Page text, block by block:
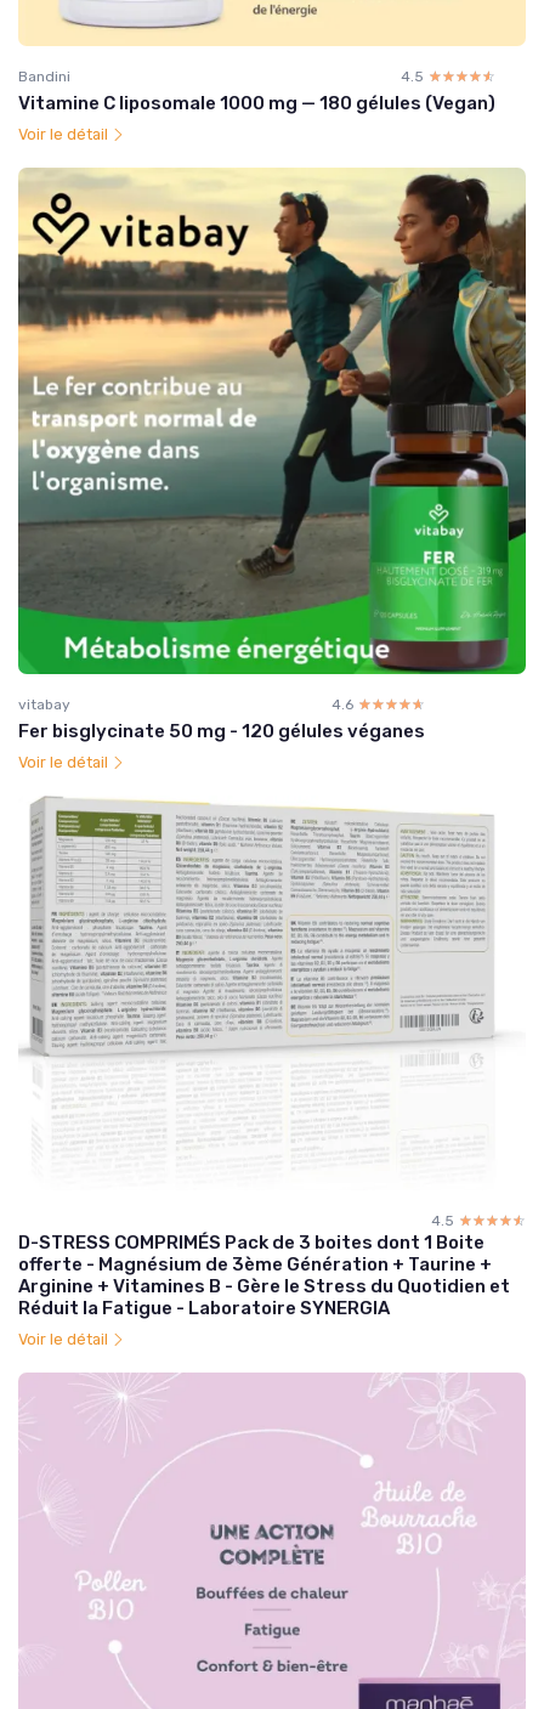
Bandini 4.5 ☆☆☆☆☆
★★★★★
Vitamine C liposomale 1000 mg — 180 gélules (Vegan)
Voir le détail
vitabay 4.6 ☆☆☆☆☆
★★★★★
Fer bisglycinate 50 mg - 120 gélules véganes
Voir le détail
4.5 ☆☆☆☆☆
★★★★★
D-STRESS COMPRIMÉS Pack de 3 boites dont 1 Boite
offerte - Magnésium de 3ème Génération + Taurine +
Arginine + Vitamines B - Gère le Stress du Quotidien et
Réduit la Fatigue - Laboratoire SYNERGIA
Voir le détail